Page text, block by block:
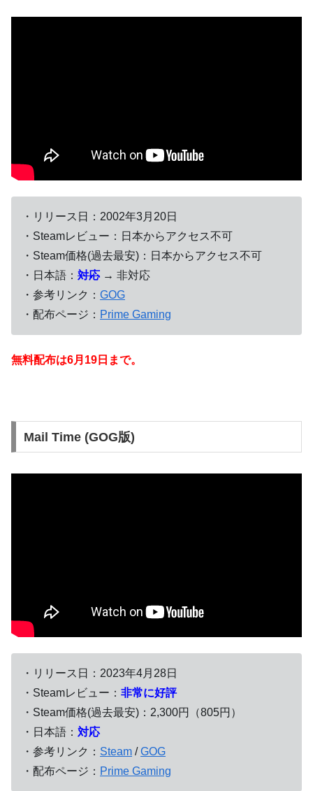
・リリース日：2002年3月20日
・Steamレビュー：日本からアクセス不可
・Steam価格(過去最安)：日本からアクセス不可
・日本語： 対応 → 非対応
・参考リンク： GOG
・配布ページ： Prime Gaming
無料配布は6月19 日まで。
Mail Time (GOG版)
・リリース日：2023年4月28日
・Steamレビュー： 非常に好評
・Steam価格(過去最安)：2,300円（805円）
・日本語： 対応
・参考リンク： Steam /GOG
・配布ページ： Prime Gaming